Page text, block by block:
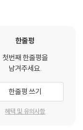
한줄평
첫번째 한줄평을
남겨주세요.
한줄평 쓰기
혜택 및 유의사항